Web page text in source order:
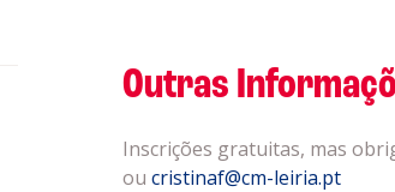
Outras
Inscrições gratuitas, mas
ou cristinaf@cm-leiria.pt